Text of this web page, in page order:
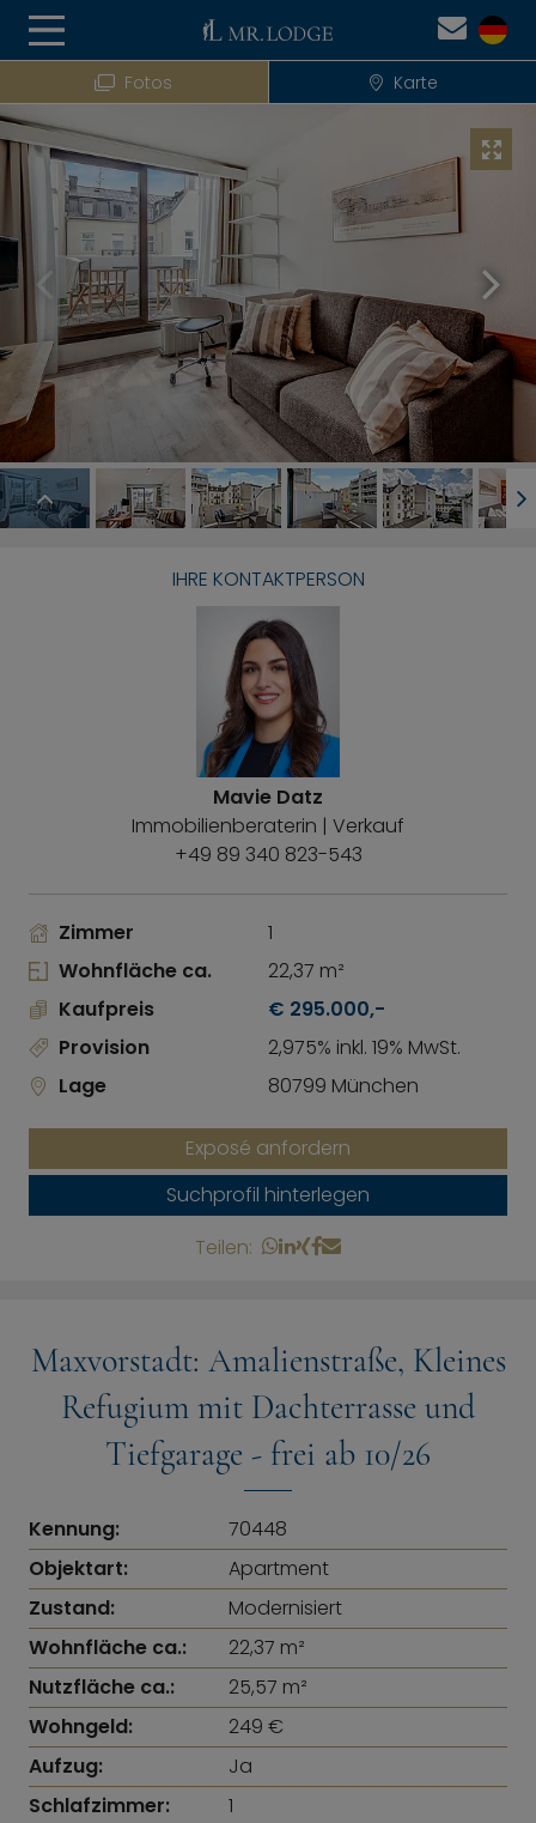
Fotos Karte
IHRE KONTAKTPERSON
Mavie Datz
Immobilienberaterin | Verkauf
+49 89 340 823-543
Zimmer
1
Wohnfläche ca.
22,37 m²
Kaufpreis
€ 295.000,-
Provision
2,975% inkl. 19% MwSt.
Lage
80799 München
Exposé anfordern
Suchprofil hinterlegen
Teilen:
Maxvorstadt: Amalienstraße, Kleines
Refugium mit Dachterrasse und
Tiefgarage - frei ab 10/26
Kennung:
70448
Objektart:
Apartment
Zustand:
Modernisiert
Wohnfläche ca.:
22,37 m²
Nutzfläche ca.:
25,57 m²
Wohngeld:
249 €
Aufzug:
Ja
Schlafzimmer:
1